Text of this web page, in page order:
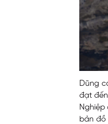
Dũng
đạt
bản đồ